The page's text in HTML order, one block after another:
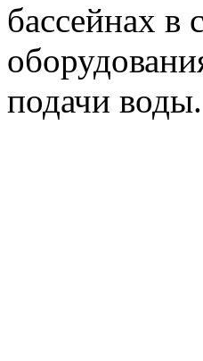
бассейнах в
подачи воды.